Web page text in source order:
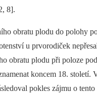
8].
obratu plodu do polohy
u prvorodiček
obratu plodu při poloze
koncem 18. století.
pokles zájmu o